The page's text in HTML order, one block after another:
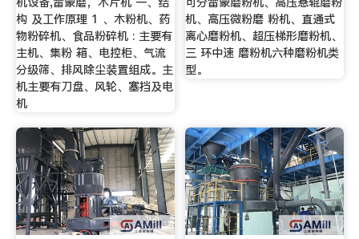
构 及工作原理 1 、木粉机、药
物粉碎机、食品粉碎机 : 主要有
主机、集粉 箱、电控柜、气流
分级筛、排风除尘装置组成。主
机主要有刀盘、风轮、塞挡及电
机
机、高压微粉磨 粉机、直通式
离心磨粉机、超压梯形磨粉机、
三 环中速 磨粉机六种磨粉机类
型。